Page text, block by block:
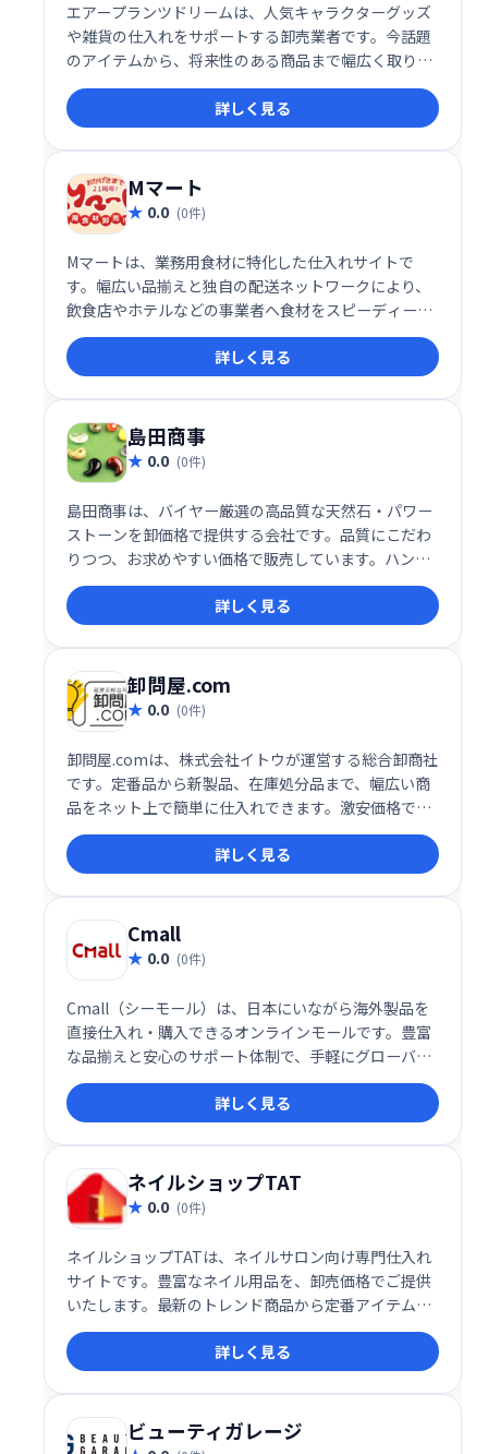
エアープランツドリームは、人気キャラクターグッズ
や雑貨の仕入れをサポートする卸売業者です。今話題
のアイテムから、将来性のある商品まで幅広く取り揃
え、お客様のビジネスを強力にバックアップします。
トレンドに敏感な仕入れで、売上アップを目指しませ
んか？
詳しく見る
Mマート
0.0 (0件)
Mマートは、業務用食材に特化した仕入れサイトで
す。幅広い品揃えと独自の配送ネットワークにより、
飲食店やホテルなどの事業者へ食材をスピーディーか
つ効率的に届けています。
詳しく見る
島田商事
0.0 (0件)
島田商事は、バイヤー厳選の高品質な天然石・パワー
ストーンを卸価格で提供する会社です。品質にこだわ
りつつ、お求めやすい価格で販売しています。ハンド
メイドアクセサリー制作やパワーストーン販売事業の
皆様を応援します。卸売専門のため、大量購入をご希
望の方におすすめです。
詳しく見る
卸問屋.com
0.0 (0件)
卸問屋.comは、株式会社イトウが運営する総合卸商社
です。定番品から新製品、在庫処分品まで、幅広い商
品をネット上で簡単に仕入れできます。激安価格で卸
販売しているので、コスト削減に最適です。事業規模
の大小を問わず、多くのビジネスオーナーに支持され
ています。
詳しく見る
Cmall
0.0 (0件)
Cmall（シーモール）は、日本にいながら海外製品を
直接仕入れ・購入できるオンラインモールです。豊富
な品揃えと安心のサポート体制で、手軽にグローバル
な商品を手に入れられます。ビジネス用途にも個人利
用にも最適で、新たなビジネスチャンスや生活の豊か
さを実現します。
詳しく見る
ネイルショップTAT
0.0 (0件)
ネイルショップTATは、ネイルサロン向け専門仕入れ
サイトです。豊富なネイル用品を、卸売価格でご提供
いたします。最新のトレンド商品から定番アイテムま
で幅広く取り揃え、サロンワークをサポートします。
効率的な仕入れで、コスト削減と売上アップを実現し
ましょう。
詳しく見る
ビューティガレージ